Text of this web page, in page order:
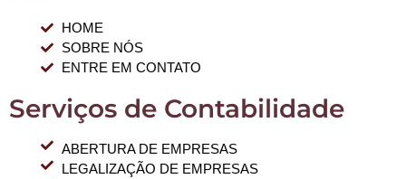
HOME
SOBRE NÓS
ENTRE EM CONTATO
Serviços de Contabilidade
ABERTURA DE EMPRESAS
LEGALIZAÇÃO DE EMPRESAS